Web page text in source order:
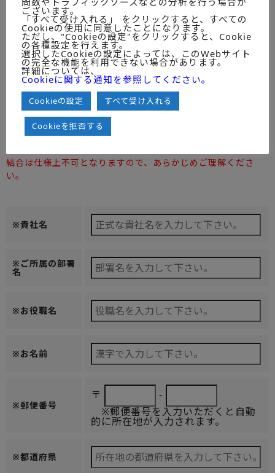
納品方法
◆ご一読のうえ
チェックしてく
ださい。
ZIPファイルもしくはダウンロードリ
ンクで納品させていただきます。※圧縮
ファイルが受信不可である環境の場合
は、備考欄に「圧縮ファイル受信不可」
とご記載ください。
注）お客様の受信可能容量によっては電子ファイルを分割し
て送信するケースが出ることをご了承ください。
結合は仕様上不可となりますので、あらかじめご理解くださ
い。
※貴社名
※ご所属の部署
名
※お役職名
※お名前
※郵便番号
〒
-
※郵便番号を入力いただくと自動
的に所在地が入力されます。
※都道府県
ございます。
「すべて受け入れる」 をクリックすると、すべての
Cookieの使用に同意したことになります。
ただし、"Cookieの設定"をクリックすると、Cookie
の各種設定を行えます。
選択したCookieの設定によっては、このWebサイト
の完全な機能を利用できない場合があります。
詳細については、
Cookieに関する通知を参照してください。
Cookieの設定 すべて受け入れる
Cookieを拒否する